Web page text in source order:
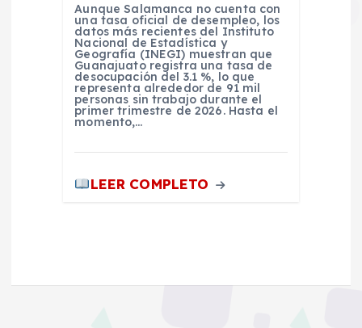
Aunque Salamanca no cuenta con
una tasa oficial de desempleo, los
datos más recientes del Instituto
Nacional de Estadística y
Geografía (INEGI) muestran que
Guanajuato registra una tasa de
desocupación del 3.1 %, lo que
representa alrededor de 91 mil
personas sin trabajo durante el
primer trimestre de 2026. Hasta el
momento,…
LEER COMPLETO